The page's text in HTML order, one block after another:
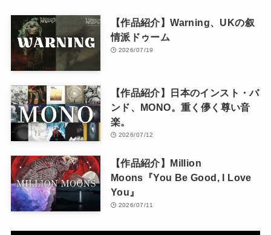
【作品紹介】Warning、UKの叙
情派ドゥーム
2026/07/19
【作品紹介】日本のインスト・バ
ンド、MONO。重く儚く尊い音
楽。
2026/07/12
【作品紹介】Million
Moons『You Be Good, I Love
You』
2026/07/11